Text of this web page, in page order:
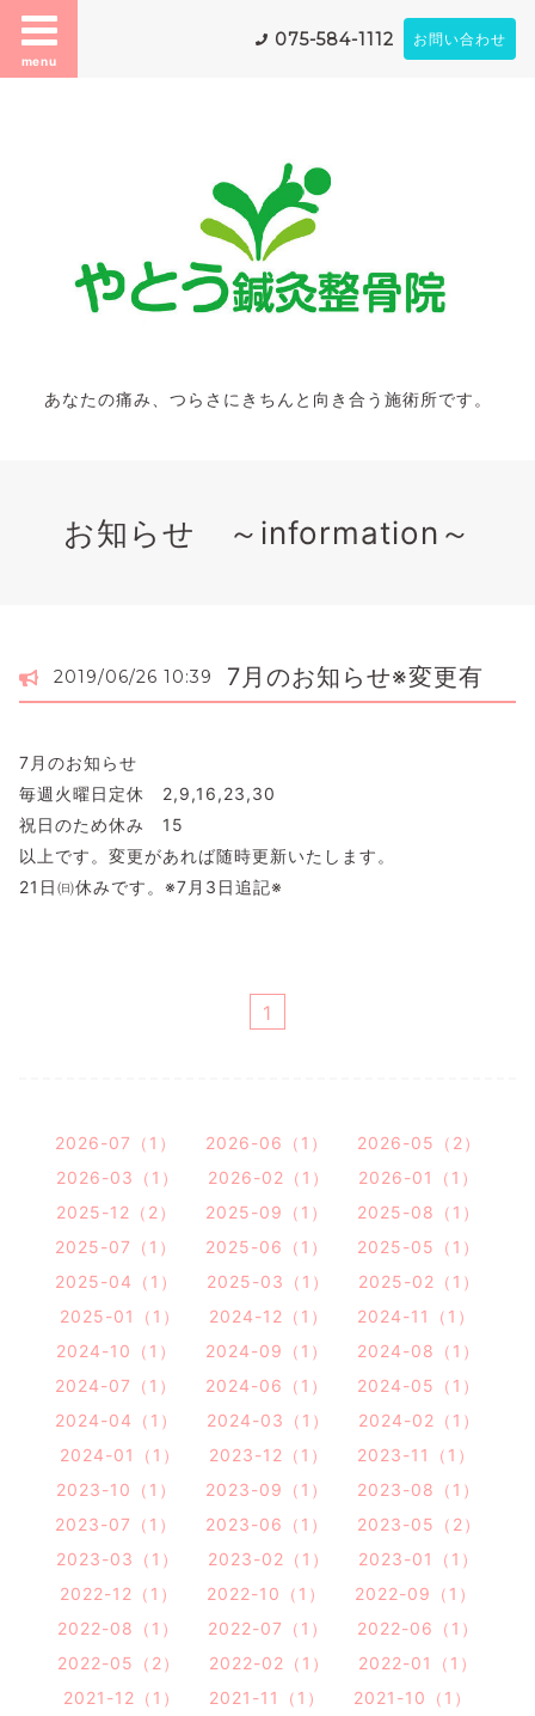
menu
075-584-1112 お問い合わせ
あなたの痛み、つらさにきちんと向き合う施術所です。
お知らせ ～information～
2019/06/26 10:39 7月のお知らせ※変更有
7月のお知らせ
毎週火曜日定休 2,9,16,23,30
祝日のため休み 15
以上です。変更があれば随時更新いたします。
21日㈰休みです。※7月3日追記※
1
2026-07（1） 2026-06（1）
2026-05（2）
2026-03（1）
2026-02（1）
2026-01（1）
2025-12（2）
2025-09（1）
2025-08（1）
2025-07（1）
2025-06（1）
2025-05（1）
2025-04（1）
2025-03（1）
2025-02（1）
2025-01（1）
2024-12（1）
2024-11（1）
2024-10（1）
2024-09（1）
2024-08（1）
2024-07（1）
2024-06（1）
2024-05（1）
2024-04（1）
2024-03（1）
2024-02（1）
2024-01（1）
2023-12（1）
2023-11（1）
2023-10（1）
2023-09（1）
2023-08（1）
2023-07（1）
2023-06（1）
2023-05（2）
2023-03（1）
2023-02（1）
2023-01（1）
2022-12（1）
2022-10（1）
2022-09（1）
2022-08（1）
2022-07（1）
2022-06（1）
2022-05（2）
2022-02（1）
2022-01（1）
2021-12（1）
2021-11（1）
2021-10（1）